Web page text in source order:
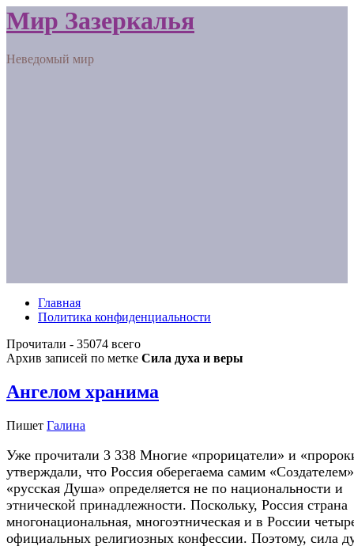
Мир Зазеркалья
Неведомый мир
Главная
Политика конфиденциальности
Прочитали - 35074 всего
Архив записей по метке Сила духа и веры
Ангелом хранима
Пишет Галина
Уже прочитали 3 338 Многие «прорицатели» и
утверждали, что Россия оберегаема самим
«русская Душа» определяется не по национальности и
этнической принадлежности. Поскольку, Россия страна
многонациональная, многоэтническая и в России
официальных религиозных конфессии. Поэтому, сила